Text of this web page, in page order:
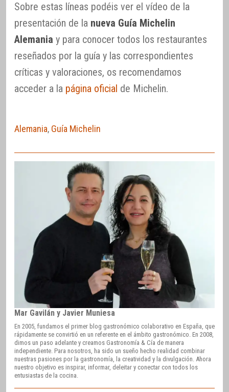
Sobre estas líneas podéis ver el vídeo de la
presentación de la nueva Guía Michelin
Alemania y para conocer todos los restaurantes
reseñados por la guía y las correspondientes
críticas y valoraciones, os recomendamos
acceder a la página oficial de Michelin.
Alemania, Guía Michelin
Mar Gavilán y Javier Muniesa
En 2005, fundamos el primer blog gastronómico colaborativo en España, que
rápidamente se convirtió en un referente en el ámbito gastronómico. En 2008,
dimos un paso adelante y creamos Gastronomía & Cía de manera
independiente. Para nosotros, ha sido un sueño hecho realidad combinar
nuestras pasiones por la gastronomía, la creatividad y la divulgación. Ahora
nuestro objetivo es inspirar, informar, deleitar y conectar con todos los
entusiastas de la cocina.